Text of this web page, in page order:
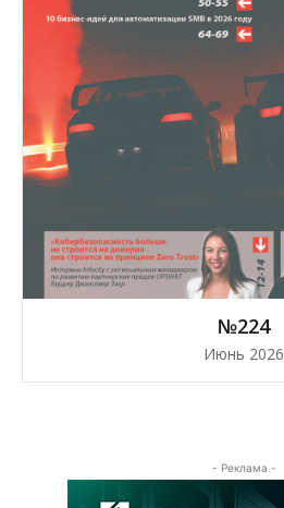
№224
Июнь 2026
- Реклама -